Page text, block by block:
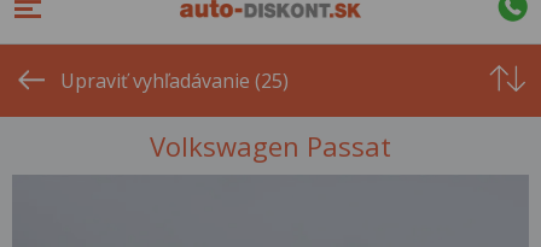
Upraviť vyhľadávanie (25)
ceny
Volkswagen Passat